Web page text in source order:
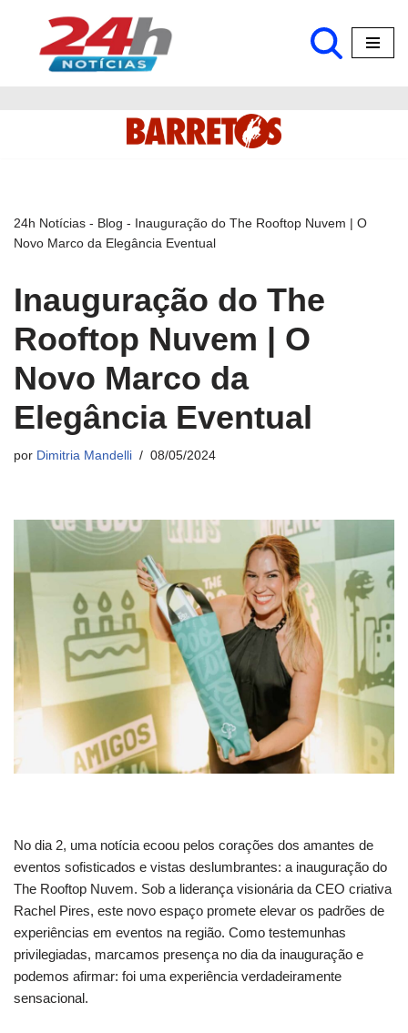
Pular
24h Notícias - Blog - Inauguração do The Rooftop Nuvem | O
Novo Marco da Elegância Eventual
Inauguração do The
Rooftop Nuvem | O
Novo Marco da
Elegância Eventual
por Dimitria Mandelli 08/05/2024
No dia 2, uma notícia ecoou pelos corações dos amantes de
eventos sofisticados e vistas deslumbrantes: a inauguração do
The Rooftop Nuvem. Sob a liderança visionária da CEO criativa
Rachel Pires, este novo espaço promete elevar os padrões de
experiências em eventos na região. Como testemunhas
privilegiadas, marcamos presença no dia da inauguração e
podemos afirmar: foi uma experiência verdadeiramente
sensacional.